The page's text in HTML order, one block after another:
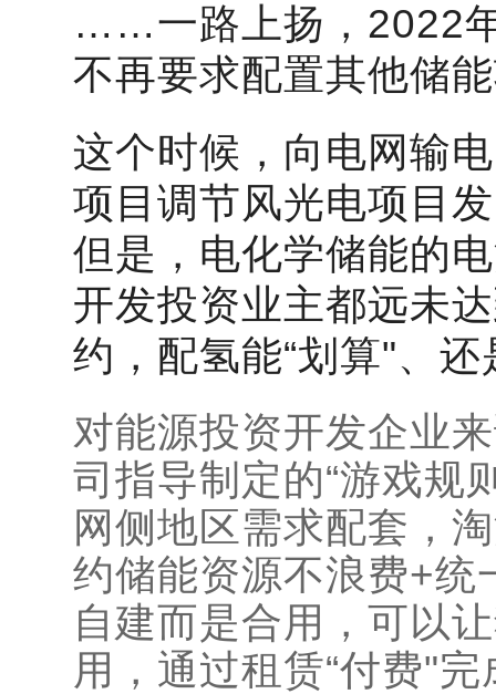
……一路上扬，2022
不再要求配置其他储
这个时候，向电网输
项目调节风光电项目
但是，电化学储能的
开发投资业主都远未
约，配氢能“划算"、
对能源投资开发企业
司指导制定的“游戏规
网侧地区需求配套，
约储能资源不浪费+统
自建而是合用，可以
用，通过租赁“付费"